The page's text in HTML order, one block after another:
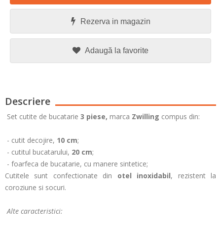
Rezerva in magazin
Adaugă la favorite
Descriere
Set cutite de bucatarie 3 piese, marca Zwilling compus din:
- cutit decojire, 10 cm;
- cutitul bucatarului, 20 cm;
- foarfeca de bucatarie, cu manere sintetice;
Cutitele sunt confectionate din otel inoxidabil, rezistent la
coroziune si socuri.
Alte caracteristici: